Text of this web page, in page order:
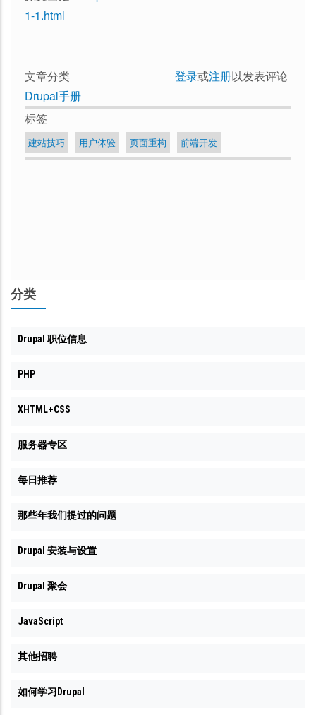
1-1.html
登录或注册以发表评论
文章分类
Drupal手册
标签
建站技巧 用户体验 页面重构 前端开发
分类
Drupal 职位信息
PHP
XHTML+CSS
服务器专区
每日推荐
那些年我们提过的问题
Drupal 安装与设置
Drupal 聚会
JavaScript
其他招聘
如何学习Drupal